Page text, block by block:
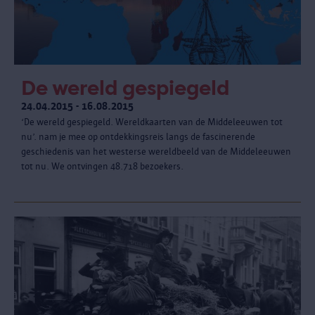
De wereld gespiegeld
24.04.2015 - 16.08.2015
‘De wereld gespiegeld. Wereldkaarten van de Middeleeuwen tot
nu’. nam je mee op ontdekkingsreis langs de fascinerende
geschiedenis van het westerse wereldbeeld van de Middeleeuwen
tot nu. We ontvingen 48.718 bezoekers.